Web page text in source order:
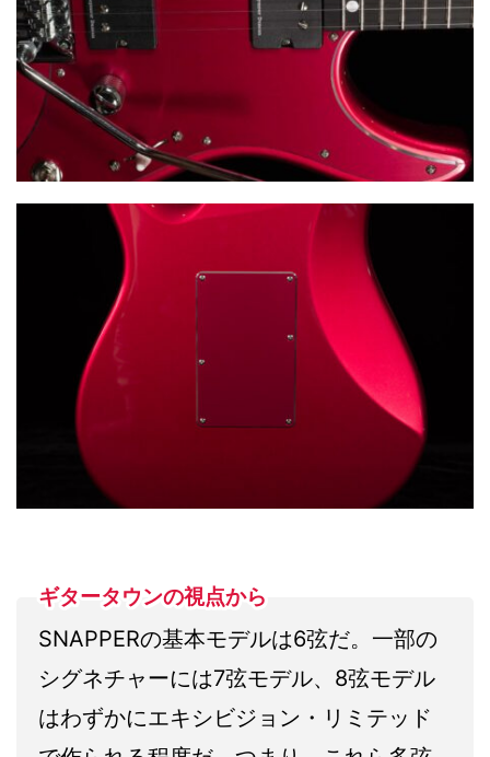
ギタータウンの視点から
SNAPPERの基本モデルは6弦だ。一部の
シグネチャーには7弦モデル、8弦モデル
はわずかにエキシビジョン・リミテッド